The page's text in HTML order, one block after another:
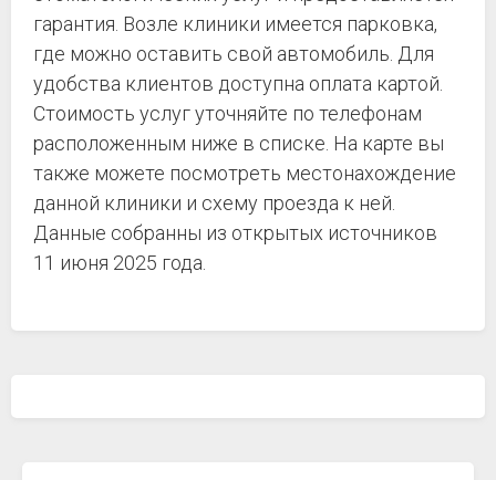
гарантия. Возле клиники имеется парковка,
где можно оставить свой автомобиль. Для
удобства клиентов доступна оплата картой.
Стоимость услуг уточняйте по телефонам
расположенным ниже в списке. На карте вы
также можете посмотреть местонахождение
данной клиники и схему проезда к ней.
Данные собранны из открытых источников
11 июня 2025 года.